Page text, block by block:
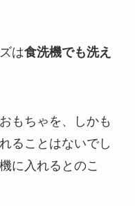
は食洗機でも洗え
もちゃを、しかも
ることはないでし
に入れるとのこ